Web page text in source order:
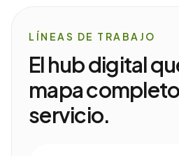
LÍNEAS DE TRABAJO
El hub digital
mapa
servicio.